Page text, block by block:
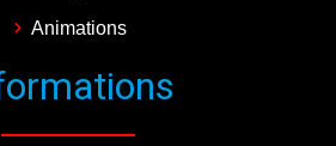
Animations